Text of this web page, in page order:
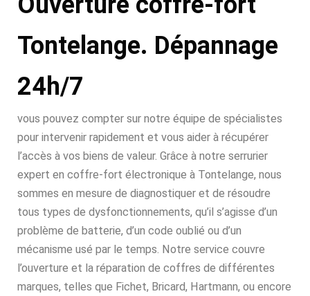
Tontelange. Dépannage
24h/7
vous pouvez compter sur notre équipe de spécialistes
pour intervenir rapidement et vous aider à récupérer
l’accès à vos biens de valeur. Grâce à notre serrurier
expert en coffre-fort électronique à Tontelange, nous
sommes en mesure de diagnostiquer et de résoudre
tous types de dysfonctionnements, qu’il s’agisse d’un
problème de batterie, d’un code oublié ou d’un
mécanisme usé par le temps. Notre service couvre
l’ouverture et la réparation de coffres de différentes
marques, telles que Fichet, Bricard, Hartmann, ou encore